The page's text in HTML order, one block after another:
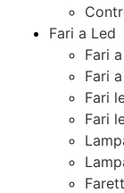
Fari a Led
Fari
Fari
Fari
Fari